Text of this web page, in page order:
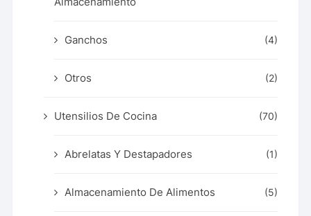
Ganchos (4)
Otros (2)
Utensilios De Cocina (70)
Abrelatas Y Destapadores (1)
Almacenamiento De Alimentos (5)